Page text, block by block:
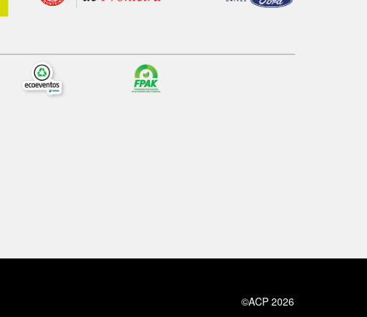
©ACP 2026